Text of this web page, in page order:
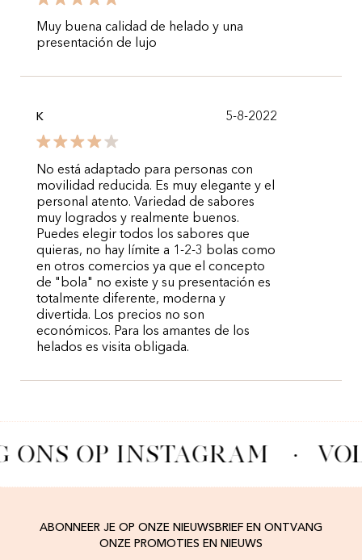
Muy buena calidad de helado y una
presentación de lujo
K 5-8-2022
No está adaptado para personas con
movilidad reducida. Es muy elegante y el
personal atento. Variedad de sabores
muy logrados y realmente buenos.
Puedes elegir todos los sabores que
quieras, no hay límite a 1-2-3 bolas como
en otros comercios ya que el concepto
de "bola" no existe y su presentación es
totalmente diferente, moderna y
divertida. Los precios no son
económicos. Para los amantes de los
helados es visita obligada.
ONS OP INSTAGRAM ·
ABONNEER JE OP ONZE NIEUWSBRIEF EN ONTVANG
ONZE PROMOTIES EN NIEUWS